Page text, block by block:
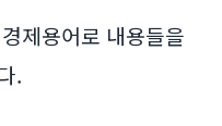
제용어로 내용들을
.